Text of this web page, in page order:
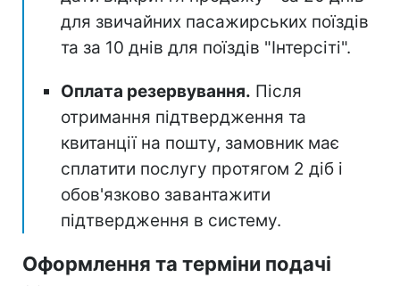
для звичайних пасажирських поїздів
та за 10 днів для поїздів "Інтерсіті".
Оплата резервування. Після
отримання підтвердження та
квитанції на пошту, замовник має
сплатити послугу протягом 2 діб і
обов'язково завантажити
підтвердження в систему.
Оформлення та терміни подачі